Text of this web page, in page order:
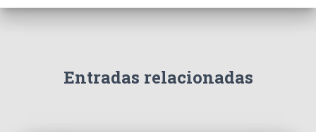
Entradas relacionadas